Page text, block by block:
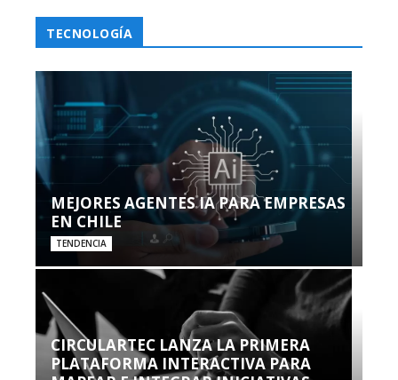
TECNOLOGÍA
MEJORES AGENTES IA PARA EMPRESAS
EN CHILE
TENDENCIA
CIRCULARTEC LANZA LA PRIMERA
PLATAFORMA INTERACTIVA PARA